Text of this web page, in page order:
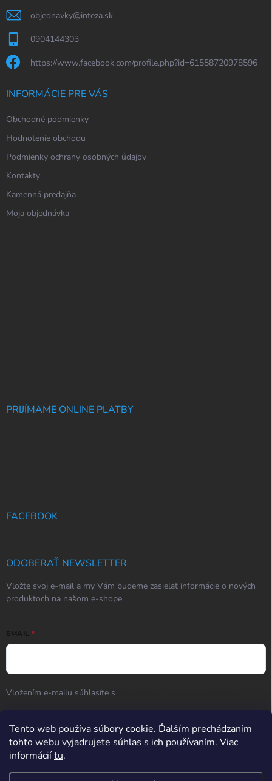
Tento web používa súbory cookie. Ďalším prechádzaním
tohto webu vyjadrujete súhlas s ich používaním. Viac
informáciítu.
objednavky@inteza.sk
0904144303
https://www.facebook.com/profile.php?id=61558720978596
INFORMÁCIE PRE VÁS
Obchodné podmienky
Hodnotenie obchodu
Podmienky ochrany osobných údajov
Kontakty
Kamenná predajňa
Moja objednávka
PRIJÍMAME ONLINE PLATBY
FACEBOOK
ODOBERAŤ NEWSLETTER
Vložte svoj e-mail a my Vám budeme zasielať informácie o nových
produktoch na našom e-shope.
EMAIL
Vložením e-mailu súhlasíte s
Prihlásiť sa
Hodnotenie obchodu